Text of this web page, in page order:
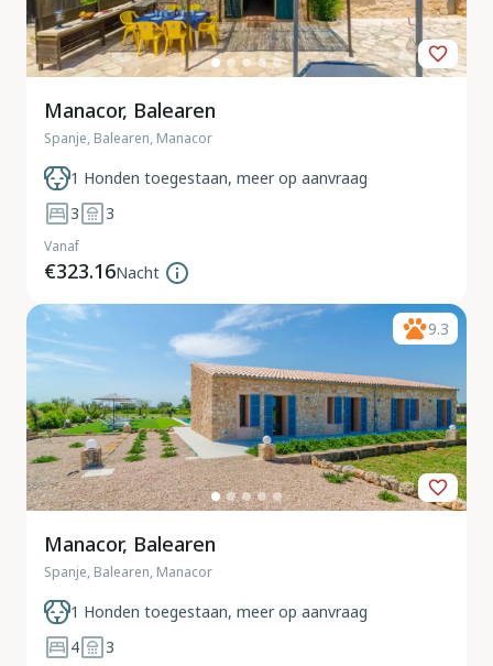
Manacor, Balearen
Spanje, Balearen, Manacor
1 Honden toegestaan, meer op aanvraag
3
3
Vanaf
€323.16Nacht
9.3
Manacor, Balearen
Spanje, Balearen, Manacor
1 Honden toegestaan, meer op aanvraag
4
3